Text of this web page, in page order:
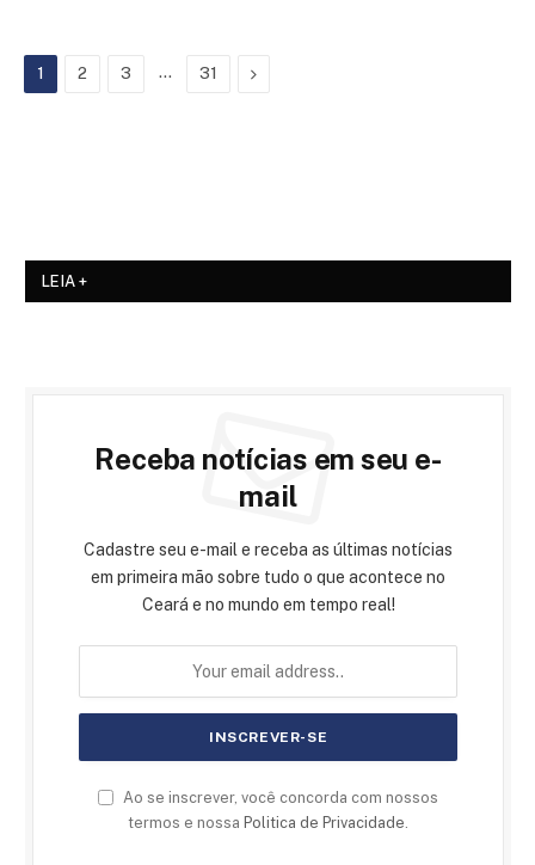
1 2 3 … 31 Next
LEIA +
Receba notícias em seu e-
mail
Cadastre seu e-mail e receba as últimas notícias
em primeira mão sobre tudo o que acontece no
Ceará e no mundo em tempo real!
Ao se inscrever, você concorda com nossos
termos e nossa Politica de Privacidade.